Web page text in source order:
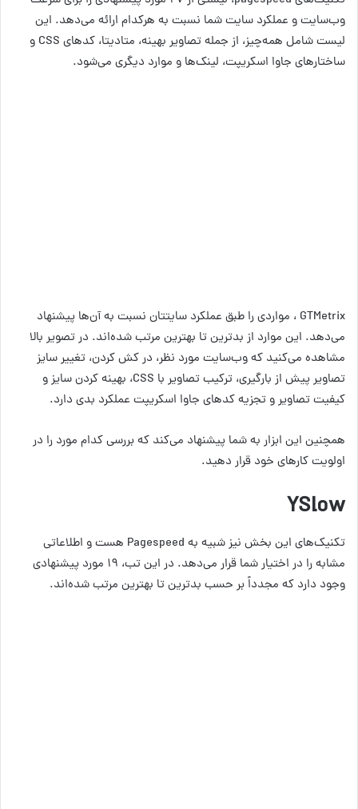
وب‌سایت و عملکرد سایت شما نسبت به هرکدام ارائه می‌دهد. این
لیست شامل همه‌چیز، از جمله تصاویر بهینه، متادیتا، کدهای CSS و
ساختارهای جاوا اسکریپت، لینک‌ها و موارد دیگری می‌شود.
GTMetrix ، مواردی را طبق عملکرد سایتتان نسبت به آن‌ها پیشنهاد
می‌دهد. این موارد از بدترین تا بهترین مرتب شده‌اند. در تصویر بالا
مشاهده می‌کنید که وب‌سایت مورد نظر، در کش کردن، تغییر سایز
تصاویر پیش از بارگیری، ترکیب تصاویر با CSS، بهینه کردن سایز و
کیفیت تصاویر و تجزیه کدهای جاوا اسکریپت عملکرد بدی دارد.
همچنین این ابزار به شما پیشنهاد می‌کند که بررسی کدام مورد را در
اولویت کارهای خود قرار دهید.
YSlow
تکنیک‌های این بخش نیز شبیه به Pagespeed هست و اطلاعاتی
مشابه را در اختیار شما قرار می‌دهد. در این تب، ۱۹ مورد پیشنهادی
وجود دارد که مجدداً بر حسب بدترین تا بهترین مرتب شده‌اند.